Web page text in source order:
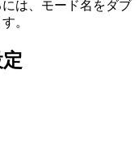
は、モード名をダブ
。